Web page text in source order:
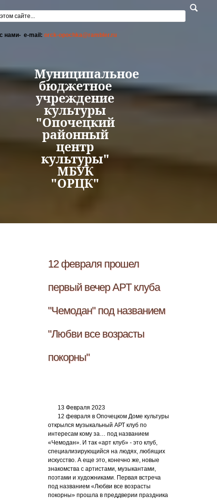
поиска
нами- e-mail: orck-opochka@rambler.ru
Муниципальное
бюджетное
учреждение
культуры
"Опочецкий
районный
центр
культуры"
МБУК
"ОРЦК"
12 февраля прошел
первый вечер АРТ клуба
"Чемодан" под названием
"Любви все возрасты
покорны"
13 Февраля 2023
12 февраля в Опочецком Доме культуры
открылся музыкальный АРТ клуб по
интересам кому за… под названием
«Чемодан». И так «арт клуб» - это клуб,
специализирующийся на людях, любящих
искусство. А еще это, конечно же, новые
знакомства с артистами, музыкантами,
поэтами и художниками. Первая встреча
под названием «Любви все возрасты
покорны» прошла в преддверии праздника